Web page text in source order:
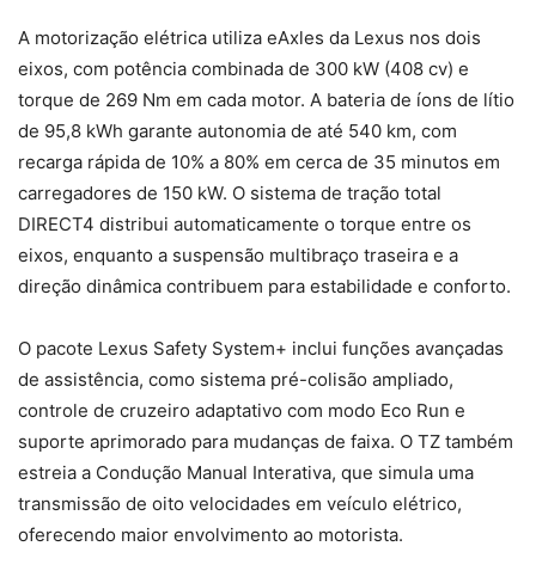
A motorização elétrica utiliza eAxles da Lexus nos dois
eixos, com potência combinada de 300 kW (408 cv) e
torque de 269 Nm em cada motor. A bateria de íons de lítio
de 95,8 kWh garante autonomia de até 540 km, com
recarga rápida de 10% a 80% em cerca de 35 minutos em
carregadores de 150 kW. O sistema de tração total
DIRECT4 distribui automaticamente o torque entre os
eixos, enquanto a suspensão multibraço traseira e a
direção dinâmica contribuem para estabilidade e conforto.
O pacote Lexus Safety System+ inclui funções avançadas
de assistência, como sistema pré-colisão ampliado,
controle de cruzeiro adaptativo com modo Eco Run e
suporte aprimorado para mudanças de faixa. O TZ também
estreia a Condução Manual Interativa, que simula uma
transmissão de oito velocidades em veículo elétrico,
oferecendo maior envolvimento ao motorista.